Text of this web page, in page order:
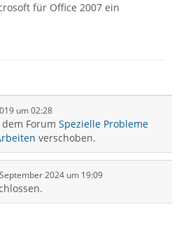
für Office 2007 ein
um 02:28
Forum Spezielle Probleme
verschoben.
2024 um 19:09